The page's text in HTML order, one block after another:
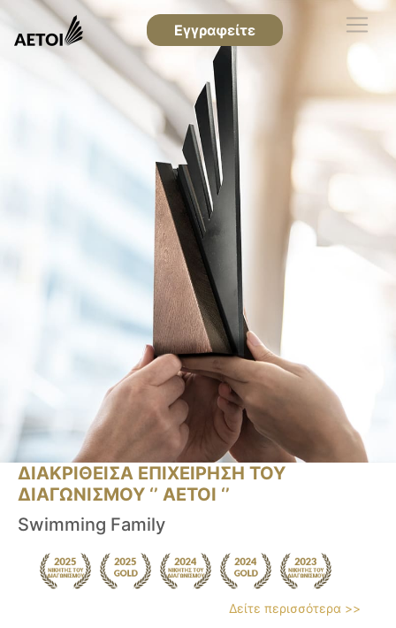
Εγγραφείτε
ΔΙΑΚΡΙΘΕΙΣΑ ΕΠΙΧΕΙΡΗΣΗ ΤΟΥ
ΔΙΑΓΩΝΙΣΜΟΥ ‘’ ΑΕΤΟΙ ‘’
Swimming Family
Δείτε περισσότερα >>